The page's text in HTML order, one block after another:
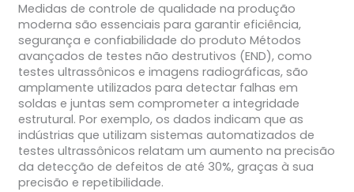
Medidas de controle de qualidade na produção
moderna são essenciais para garantir eficiência,
segurança e confiabilidade do produto Métodos
avançados de testes não destrutivos (END), como
testes ultrassônicos e imagens radiográficas, são
amplamente utilizados para detectar falhas em
soldas e juntas sem comprometer a integridade
estrutural. Por exemplo, os dados indicam que as
indústrias que utilizam sistemas automatizados de
testes ultrassônicos relatam um aumento na precisão
da detecção de defeitos de até 30%, graças à sua
precisão e repetibilidade.